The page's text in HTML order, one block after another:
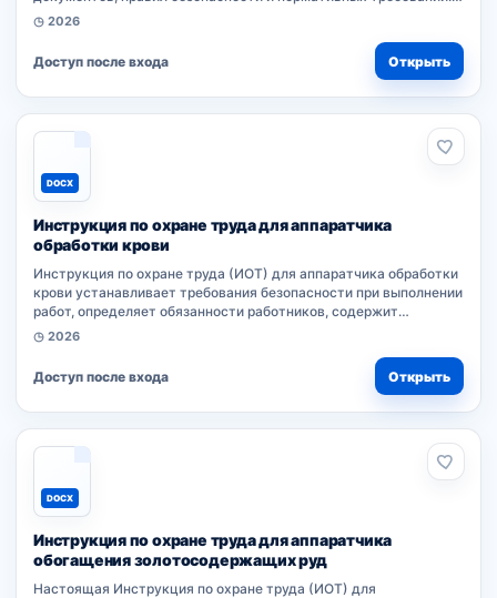
Она регламентирует выполнение работником трудовых
◷ 2026
Доступ после входа Открыть
DOCX
Инструкция по охране труда для аппаратчика
обработки крови
Инструкция по охране труда (ИОТ) для аппаратчика обработки
крови устанавливает требования безопасности при выполнении
работ, определяет обязанности работников, содержит
основные положения по видам профессии. Документ
◷ 2026
Доступ после входа Открыть
DOCX
Инструкция по охране труда для аппаратчика
обогащения золотосодержащих руд
Настоящая Инструкция по охране труда (ИОТ) для